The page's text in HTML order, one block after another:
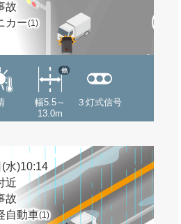
故
カー(1)
幅5.5～
13.0m
他
３灯式信号
水)10:14
近
故
自動車(1)